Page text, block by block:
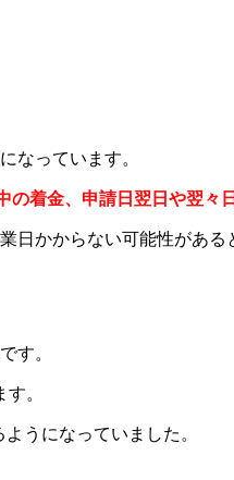
なっています。
の着金、申請日翌日や翌々
かからない可能性があ
す。
。
うになっていました。